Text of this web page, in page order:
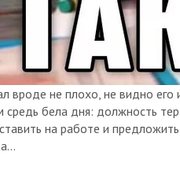
вроде не плохо, не видно его
средь бела дня: должность
на работе и